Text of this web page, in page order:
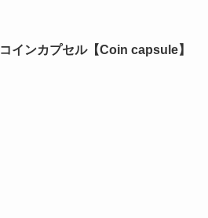
コインカプセル【Coin capsule】